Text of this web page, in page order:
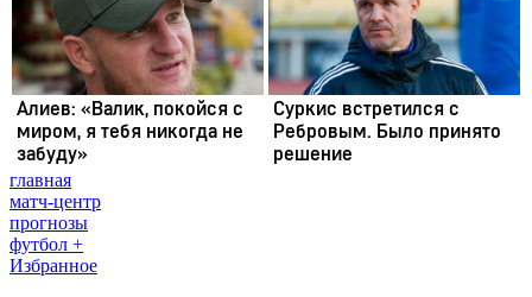
главная
матч-центр
прогнозы
футбол +
Избранное